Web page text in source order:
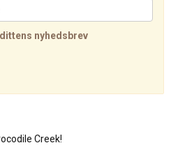
nyhedsbrev
Creek!